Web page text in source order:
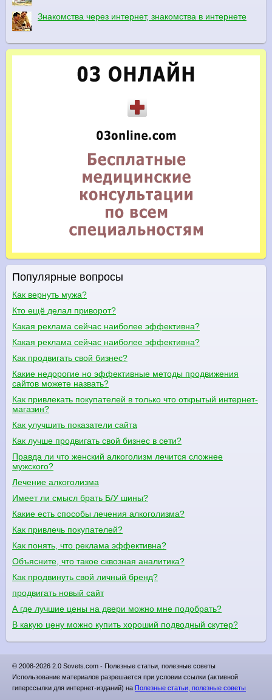
Знакомства через интернет, знакомства в интернете
Популярные вопросы
Как вернуть мужа?
Кто ещё делал приворот?
Какая реклама сейчас наиболее эффективна?
Какая реклама сейчас наиболее эффективна?
Как продвигать свой бизнес?
Какие недорогие но эффективные методы продвижения
сайтов можете назвать?
Как привлекать покупателей в только что открытый интернет-
магазин?
Как улучшить показатели сайта
Как лучше продвигать свой бизнес в сети?
Правда ли что женский алкоголизм лечится сложнее
мужского?
Лечение алкоголизма
Имеет ли смысл брать Б/У шины?
Какие есть способы лечения алкоголизма?
Как привлечь покупателей?
Как понять, что реклама эффективна?
Объясните, что такое сквозная аналитика?
Как продвинуть свой личный бренд?
продвигать новый сайт
А где лучшие цены на двери можно мне подобрать?
В какую цену можно купить хороший подводный скутер?
© 2008-2026 2.0 Sovets.com - Полезные статьи, полезные советы
Использование материалов разрешается при условии ссылки (активной
гиперссылки для интернет-изданий) на Полезные статьи, полезные советы